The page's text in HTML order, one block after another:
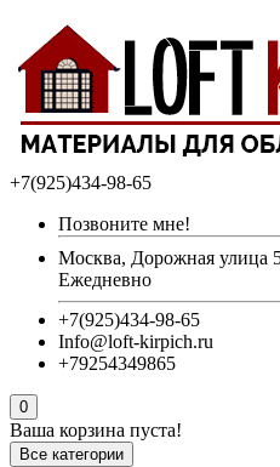
+7(925)434-98-65
Позвоните мне!
Москва, Дорожная улица
Ежедневно
+7(925)434-98-65
Info@loft-kirpich.ru
+79254349865
0
Ваша корзина пуста!
Все категории